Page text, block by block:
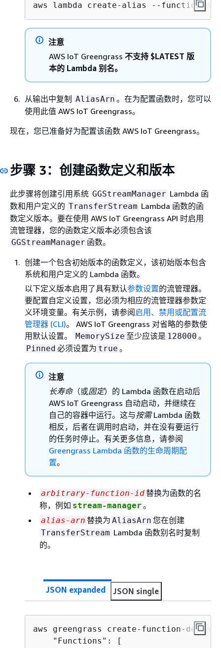
aws lambda create-alias --function-
注意
AWS IoT Greengrass 不支持 $LATEST 版
本的 Lambda 别名。
从输出中复制 AliasArn 。在为配置函数时，您可以
使用此值 AWS IoT Greengrass。
现在，您已准备好为配置该函数 AWS IoT Greengrass。
步骤 3：创建函数定义和版本
此步骤将创建引用系统 GGStreamManager Lambda 函
数和用户定义的 TransferStream Lambda 函数的函
数定义版本。要在使用 AWS IoT Greengrass API 时启用
流管理器，您的函数定义版本必须包含该
GGStreamManager 函数。
创建一个包含初始版本的函数定义，该初始版本包含
系统和用户定义的 Lambda 函数。
以下定义版本启用了具有默认参数设置的流管理器。
要配置自定义设置，您必须为相应的流管理器参数定
义环境变量。有关示例，请参阅启用、禁用或配置流
管理器 (CLI)。 AWS IoT Greengrass 对省略的参数使
用默认设置。
MemorySize 至少应该是 128000 。
Pinned 必须设置为 true 。
注意
长寿命（或固定）的 Lambda 函数在启动后
AWS IoT Greengrass 自动启动，并继续在
自己的容器中运行。这与按需Lambda 函数
相反，后者在调用时启动，并在没有要运行
的任务时停止。有关更多信息，请参阅
Greengrass Lambda 函数的生命周期配
置。
arbitrary-function-id 替换为函数的名
称，例如 stream-manager 。
alias-arn 替换为 AliasArn 您在创建
TransferStream Lambda 函数别名时复制
的。
JSON expanded JSON single
aws greengrass create-function-
    "Functions": [